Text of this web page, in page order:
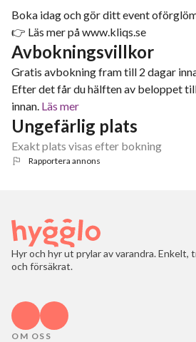
Boka idag och gör ditt event
👉 Läs mer på www.kliqs.se
Avbokningsvillkor
Gratis avbokning fram till 2 dagar
Efter det får du hälften av beloppet
innan. Läs mer
Ungefärlig plats
Exakt plats visas efter bokning
Rapportera annons
Hyr och hyr ut prylar av varandra. Enkelt,
och försäkrat.
OM OSS